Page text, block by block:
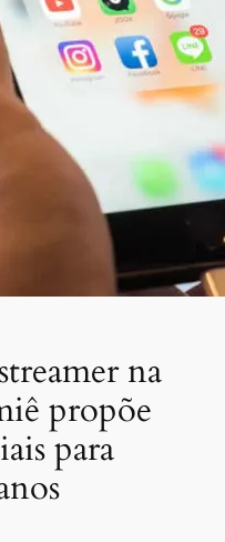
na
propõe
para